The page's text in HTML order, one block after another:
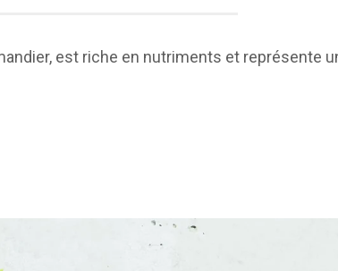
est riche en nutriments et représente